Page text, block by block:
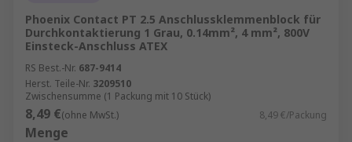
Phoenix Contact PT 2.5 Anschlussklemmenblock für
Durchkontaktierung 1 Grau, 0.14mm², 4 mm², 800V
Einsteck-Anschluss ATEX
RS Best.-Nr. 687-9414
Herst. Teile-Nr. 3209510
Zwischensumme (1 Packung mit 10 Stück)
8,49 €(ohne MwSt.) 8,49 €/Packung
Menge